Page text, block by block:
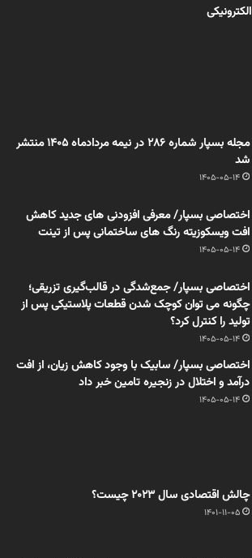
الکترونیکی
مجله بسپار شماره 286 در نیمه مردادماه 1405 منتشر
شد
1405-05-14
اختصاصی بسپار/ معرفی افزودنی های جدید کاهش
افت ویسکوزیته رنگ های ساختمانی پس از تینت
1405-05-14
اختصاصی بسپار/ جمع‌شدگی در قالب‌گیری تزریقی؛
چگونه می توان کوچک شدن قطعات پلاستیکی پس از
تولید را کنترل کرد؟
1405-05-14
اختصاصی بسپار/ سابیک با وجود کاهش زیان، از افت
درآمد و اختلال در زنجیره تامین خبر داد
1405-05-14
چالش اقتصادی سال ۲۰۲۳ چیست؟
1401-11-05